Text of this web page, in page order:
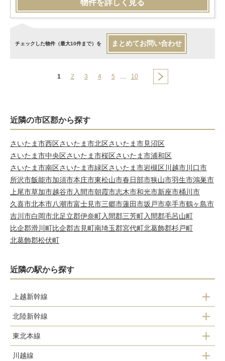
物件を詳しく見る
チェックした物件（最大10件まで）を まとめてお問い合わせ
1 2 3 4 5 … 10
近隣の市区郡から探す
さいたま市西区さいたま市北区さいたま市見沼区
さいたま市中央区さいたま市桜区さいたま市浦和区
さいたま市南区さいたま市緑区さいたま市岩槻区川越市川口市
所沢市飯能市加須市本庄市東松山市春日部市狭山市羽生市鴻巣市
上尾市草加市越谷市入間市朝霞市志木市和光市新座市桶川市
久喜市北本市八潮市富士見市三郷市蓮田市坂戸市幸手市鶴ヶ島市
吉川市白岡市北足立郡伊奈町入間郡三芳町入間郡毛呂山町
比企郡滑川町比企郡吉見町南埼玉郡宮代町北葛飾郡杉戸町
北葛飾郡松伏町
近隣の駅から探す
上越新幹線
大宮
本庄早稲田
北陸新幹線
大宮
東北本線
浦和
川越線